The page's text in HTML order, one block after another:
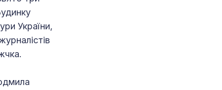
України,